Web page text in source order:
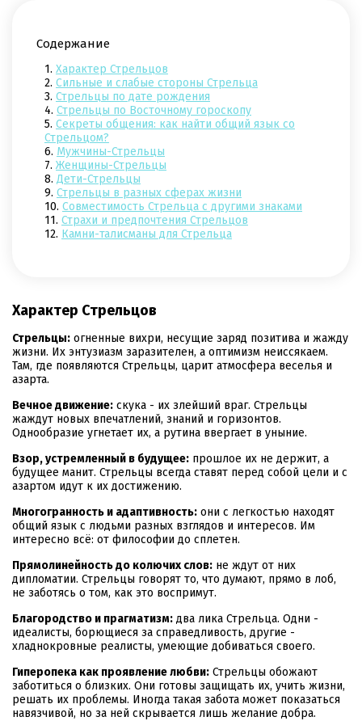
Содержание
1. Характер Стрельцов
2. Сильные и слабые стороны Стрельца
3. Стрельцы по дате рождения
4. Стрельцы по Восточному гороскопу
5. Секреты общения: как найти общий язык со
Стрельцом?
6. Мужчины-Стрельцы
7. Женщины-Стрельцы
8. Дети-Стрельцы
9. Стрельцы в разных сферах жизни
10. Совместимость Стрельца с другими знаками
11. Страхи и предпочтения Стрельцов
12. Камни-талисманы для Стрельца
Характер Стрельцов
Стрельцы: огненные вихри, несущие заряд позитива и жажду
жизни. Их энтузиазм заразителен, а оптимизм неиссякаем.
Там, где появляются Стрельцы, царит атмосфера веселья и
азарта.
Вечное движение: скука - их злейший враг. Стрельцы
жаждут новых впечатлений, знаний и горизонтов.
Однообразие угнетает их, а рутина ввергает в уныние.
Взор, устремленный в будущее: прошлое их не держит, а
будущее манит. Стрельцы всегда ставят перед собой цели и с
азартом идут к их достижению.
Многогранность и адаптивность: они с легкостью находят
общий язык с людьми разных взглядов и интересов. Им
интересно всё: от философии до сплетен.
Прямолинейность до колючих слов: не ждут от них
дипломатии. Стрельцы говорят то, что думают, прямо в лоб,
не заботясь о том, как это воспримут.
Благородство и прагматизм: два лика Стрельца. Одни -
идеалисты, борющиеся за справедливость, другие -
хладнокровные реалисты, умеющие добиваться своего.
Гиперопека как проявление любви: Стрельцы обожают
заботиться о близких. Они готовы защищать их, учить жизни,
решать их проблемы. Иногда такая забота может показаться
навязчивой, но за ней скрывается лишь желание добра.